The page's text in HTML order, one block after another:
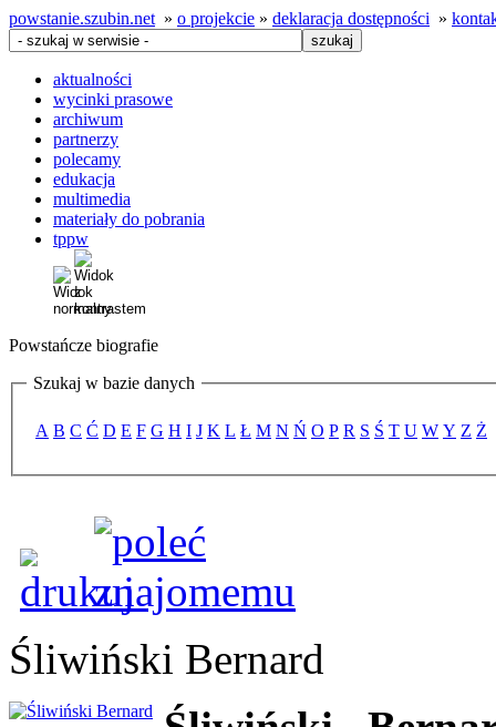
powstanie.szubin.net » o projekcie » deklaracja dostępności »
aktualności
wycinki prasowe
archiwum
partnerzy
polecamy
edukacja
multimedia
materiały do pobrania
tppw
Powstańcze biografie
Szukaj w bazie danych
A B C Ć D E F G H I J K L Ł M N Ń O P R S Ś T U W Y Z Ż
Śliwiński Bernard